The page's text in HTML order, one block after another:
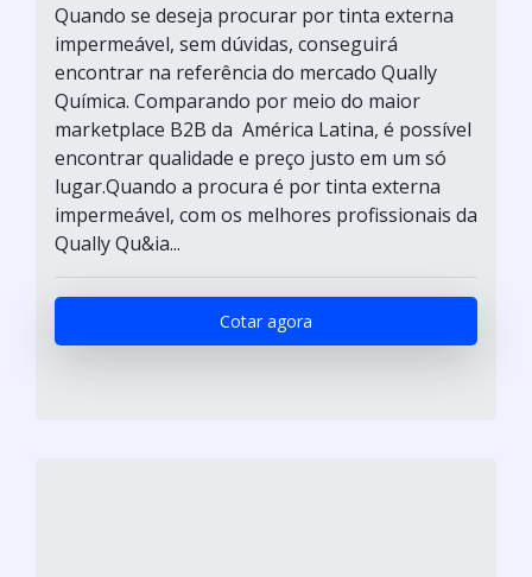
Quando se deseja procurar por tinta externa
impermeável, sem dúvidas, conseguirá
encontrar na referência do mercado Qually
Química. Comparando por meio do maior
marketplace B2B da América Latina, é possível
encontrar qualidade e preço justo em um só
lugar.Quando a procura é por tinta externa
impermeável, com os melhores profissionais da
Qually Qu&ia...
Cotar agora